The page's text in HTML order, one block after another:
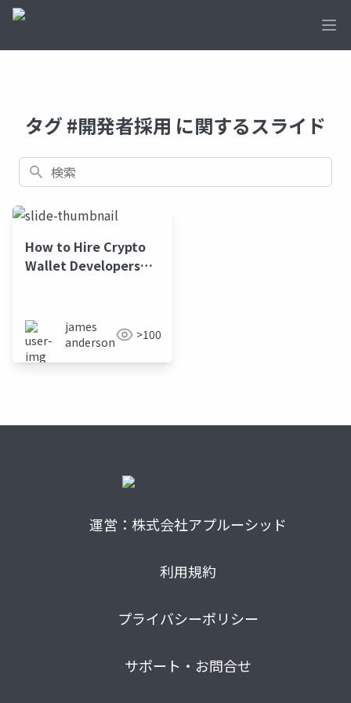
タグ #開発者採用 に関するスライド
検索
How to Hire Crypto
Wallet Developers
james
anderson
>100
運営：株式会社アプルーシッド
利用規約
プライバシーポリシー
サポート・お問合せ